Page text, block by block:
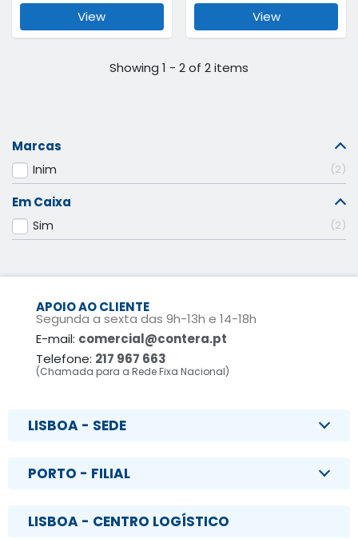
View
View
Showing 1 - 2 of 2 items
Marcas
Inim 2
Em Caixa
Sim 2
APOIO AO CLIENTE
Segunda a sexta das 9h-13h e 14-18h
E-mail: comercial@contera.pt
Telefone: 217 967 663
(Chamada para a Rede Fixa Nacional)
LISBOA - SEDE
PORTO - FILIAL
LISBOA - CENTRO LOGÍSTICO